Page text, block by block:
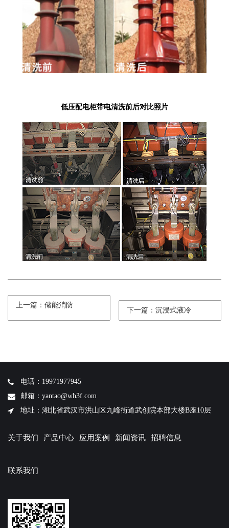
低压配电柜带电清洗前后对比照片
上一篇：储能消防
下一篇：沉浸式液冷
电话：19971977945
邮箱：yantao@wh3f.com
地址：湖北省武汉市洪山区九峰街道武创院本部大楼B座10层
关于我们 产品中心 应用案例 新闻资讯 招聘信息
联系我们